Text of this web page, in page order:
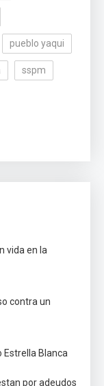
pueblo yaqui
sspm
vida en la
contra un
Estrella Blanca
por adeudos